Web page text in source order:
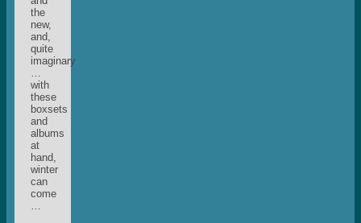
the
new,
and,
quite
imaginary
with
these
boxsets
and
albums
at
hand,
winter
can
come